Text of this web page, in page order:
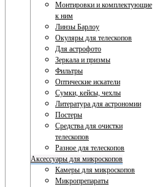
Монтировки и комплектующие
к ним
Линзы Барлоу
Окуляры для телескопов
Для астрофото
Зеркала и призмы
Фильтры
Оптические искатели
Сумки, кейсы, чехлы
Литература для астрономии
Постеры
Средства для очистки
телескопов
Разное для телескопов
Аксессуары для микроскопов
Камеры для микроскопов
Микропрепараты